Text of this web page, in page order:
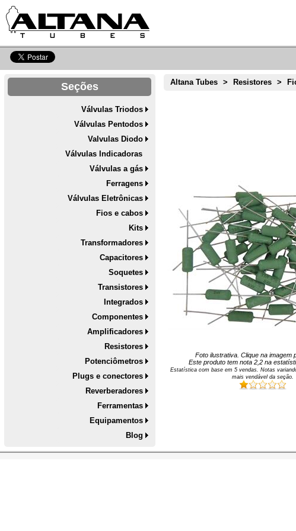
Seções
Válvulas Triodos
Válvulas Pentodos
Valvulas Diodo
Válvulas Indicadoras
Válvulas a gás
Ferragens
Válvulas Eletrônicas
Fios e cabos
Kits
Transformadores
Capacitores
Soquetes
Transistores
Integrados
Componentes
Amplificadores
Resistores
Potenciômetros
Plugs e conectores
Reverberadores
Ferramentas
Equipamentos
Blog
Altana Tubes > Resistores >
Foto ilustrativa. Clique na imagem
Este produto tem nota2,2 na
Estatística com base em5 vendas. Notas
mais vendável da seção.